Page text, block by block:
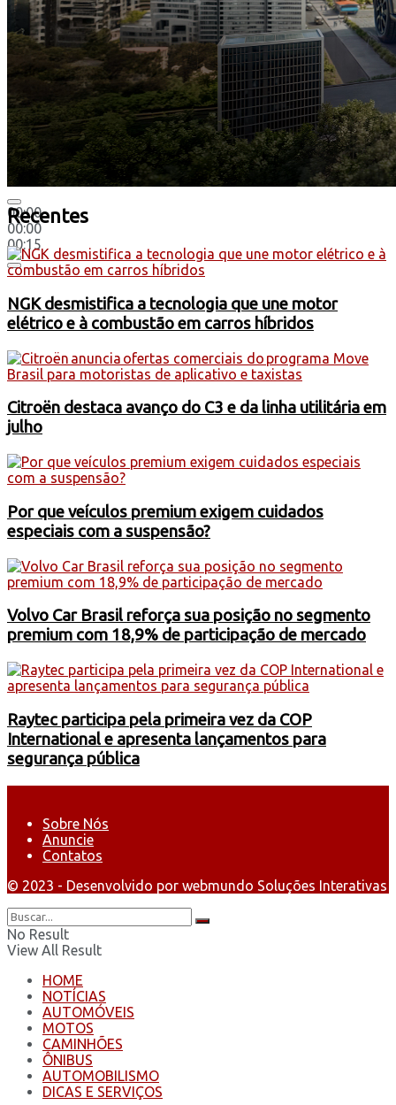
00:00
00:00
00:15
Recentes
NGK desmistifica a tecnologia que une motor
elétrico e à combustão em carros híbridos
Citroën destaca avanço do C3 e da linha utilitária em
julho
Por que veículos premium exigem cuidados
especiais com a suspensão?
Volvo Car Brasil reforça sua posição no segmento
premium com 18,9% de participação de mercado
Raytec participa pela primeira vez da COP
International e apresenta lançamentos para
segurança pública
Sobre Nós
Anuncie
Contatos
© 2023 - Desenvolvido por webmundo Soluções Interativas
No Result
View All Result
HOME
NOTÍCIAS
AUTOMÓVEIS
MOTOS
CAMINHÕES
ÔNIBUS
AUTOMOBILISMO
DICAS E SERVIÇOS